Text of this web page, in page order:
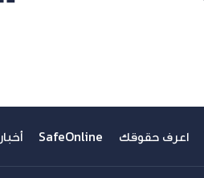
اعرف حقوقك SafeOnline